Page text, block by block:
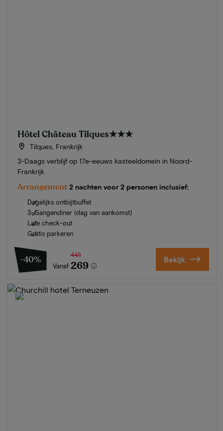
Hôtel Château Tilques★★★
Tilques, Frankrijk
3-Daags verblijf op 17e-eeuws kasteeldomein in Noord-
Frankrijk
Arrangement 2 nachten voor 2 personen inclusief:
Dagelijks ontbijtbuffet
3-Gangendiner (dag van aankomst)
Late check-out
Gratis parkeren
-40%
Vanaf
445
269 Bekijk